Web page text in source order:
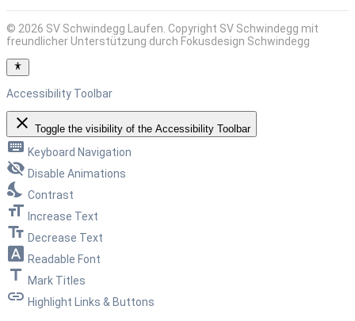
© 2026 SV Schwindegg Laufen. Copyright SV Schwindegg mit
freundlicher Unterstützung durch Fokusdesign Schwindegg
Accessibility Toolbar
close Toggle the visibility of the Accessibility Toolbar
keyboard Keyboard Navigation
visibility_off Disable Animations
nights_stay Contrast
format_size Increase Text
text_fields Decrease Text
font_download Readable Font
title Mark Titles
link Highlight Links & Buttons